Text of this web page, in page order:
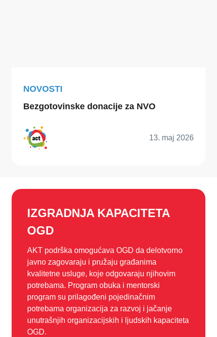
NOVOSTI
Bezgotovinske donacije za NVO
13. maj 2026
IZGRADNJA KAPACITETA
OGD
AKT podrška omogućava OGD da delotvorno
javno zagovaraju i pružaju građanima
kvalitetne usluge, koje odgovaraju njihovim
potrebama. Program obuka i mentorski
program su prilagođeni pojedinačnim
potrebama organizacija za razvoj i jačanje
unutrašnjih organizacijskih i ljudskih kapaciteta
OGD.